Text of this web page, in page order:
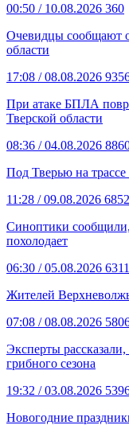
00:50 / 10.08.2026 360
Очевидцы сообщают
области
17:08 / 08.08.2026
При атаке БПЛА
Тверской области
08:36 / 04.08.2026
Под Тверью на
11:28 / 09.08.2026 6852
Синоптики сообщили,
похолодает
06:30 / 05.08.2026 6311
Жителей
07:08 / 08.08.2026
Эксперты
грибного сезона
19:32 / 03.08.2026
Новогодние